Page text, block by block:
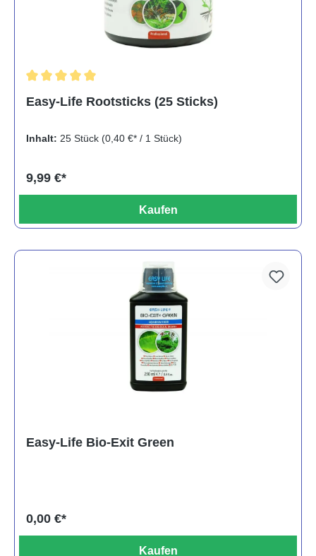
Easy-Life Rootsticks (25 Sticks)
Inhalt: 25 Stück (0,40 €* / 1 Stück)
9,99 €*
Kaufen
Easy-Life Bio-Exit Green
0,00 €*
Kaufen